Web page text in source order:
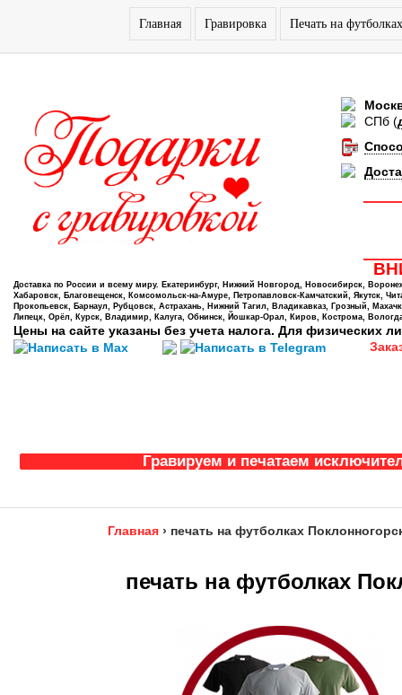
Главная Гравировка Печать на футболках
СПб (
Доставка по России и всему миру. Екатеринбург, Нижний Новгород, Новосибирск,
Хабаровск, Благовещенск, Комсомольск-на-Амуре, Петропавловск-Камчатский, Якутск,
Прокопьевск, Барнаул, Рубцовск, Астрахань, Нижний Тагил, Владикавказ, Грозный,
Липецк, Орёл, Курск, Владимир, Калуга, Обнинск, Йошкар-Орал, Киров, Кострома,
Цены на сайте указаны без учета налога. Для физических
Гравируем и печатаем
Главная › печать на футболках
печать на футболках